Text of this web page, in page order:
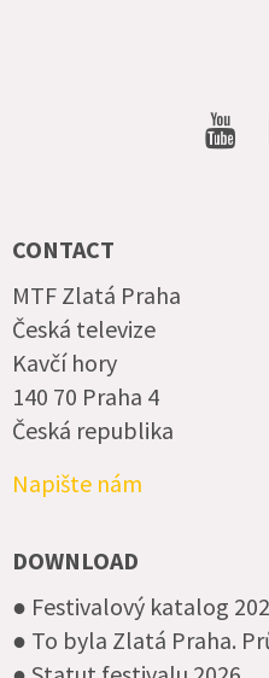
CONTACT
MTF Zlatá Praha
Česká televize
Kavčí hory
140 70 Praha 4
Česká republika
Napište nám
DOWNLOAD
● Festivalový katalog
● To byla Zlatá Praha.